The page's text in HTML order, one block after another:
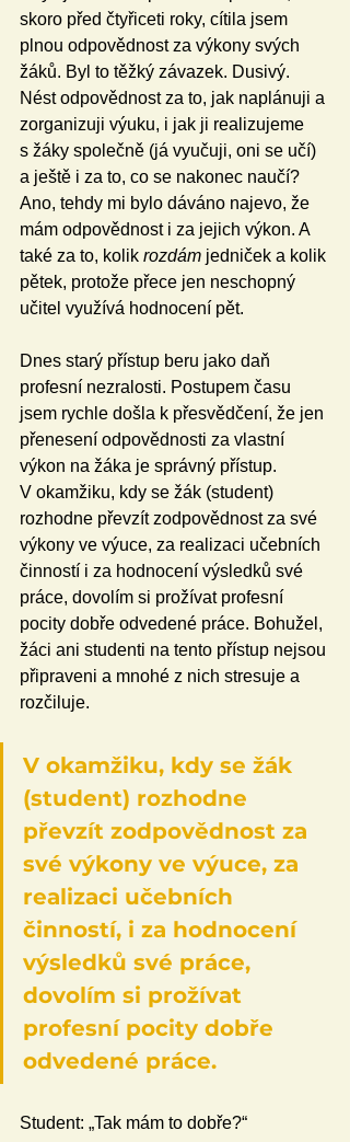
skoro před čtyřiceti roky, cítila jsem
plnou odpovědnost za výkony svých
žáků. Byl to těžký závazek. Dusivý.
Nést odpovědnost za to, jak naplánuji a
zorganizuji výuku, i jak ji realizujeme
s žáky společně (já vyučuji, oni se učí)
a ještě i za to, co se nakonec naučí?
Ano, tehdy mi bylo dáváno najevo, že
mám odpovědnost i za jejich výkon. A
také za to, kolik rozdám jedniček a kolik
pětek, protože přece jen neschopný
učitel využívá hodnocení pět.
Dnes starý přístup beru jako daň
profesní nezralosti. Postupem času
jsem rychle došla k přesvědčení, že jen
přenesení odpovědnosti za vlastní
výkon na žáka je správný přístup.
V okamžiku, kdy se žák (student)
rozhodne převzít zodpovědnost za své
výkony ve výuce, za realizaci učebních
činností i za hodnocení výsledků své
práce, dovolím si prožívat profesní
pocity dobře odvedené práce. Bohužel,
žáci ani studenti na tento přístup nejsou
připraveni a mnohé z nich stresuje a
rozčiluje.
V okamžiku, kdy se žák
(student) rozhodne
převzít zodpovědnost za
své výkony ve výuce, za
realizaci učebních
činností, i za hodnocení
výsledků své práce,
dovolím si prožívat
profesní pocity dobře
odvedené práce.
Student: „Tak mám to dobře?“